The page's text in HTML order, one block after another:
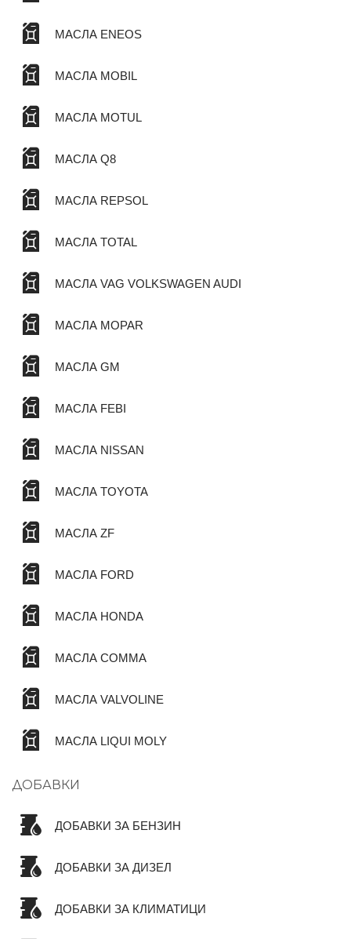
МАСЛА ENEOS
МАСЛА MOBIL
МАСЛА MOTUL
МАСЛА Q8
МАСЛА REPSOL
МАСЛА TOTAL
МАСЛА VAG VOLKSWAGEN AUDI
МАСЛА MOPAR
МАСЛА GM
МАСЛА FEBI
МАСЛА NISSAN
МАСЛА TOYOTA
МАСЛА ZF
МАСЛА FORD
МАСЛА HONDA
МАСЛА COMMA
МАСЛА VALVOLINE
МАСЛА LIQUI MOLY
ДОБАВКИ
ДОБАВКИ ЗА БЕНЗИН
ДОБАВКИ ЗА ДИЗЕЛ
ДОБАВКИ ЗА КЛИМАТИЦИ